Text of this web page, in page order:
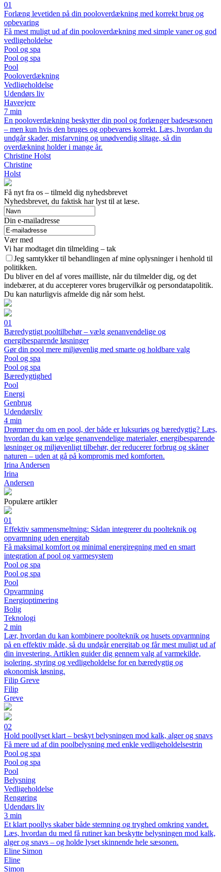
01
Forlæng levetiden på din pooloverdækning med korrekt brug og
opbevaring
Få mest muligt ud af din pooloverdækning med simple vaner og god
vedligeholdelse
Pool og spa
Pool og spa
Pool
Pooloverdækning
Vedligeholdelse
Udendørs liv
Haveejere
7 min
En pooloverdækning beskytter din pool og forlænger badesæsonen
– men kun hvis den bruges og opbevares korrekt. Læs, hvordan du
undgår skader, misfarvning og unødvendig slitage, så din
overdækning holder i mange år.
Christine Holst
Christine
Holst
Få nyt fra os – tilmeld dig nyhedsbrevet
Nyhedsbrevet, du faktisk har lyst til at læse.
Din e-mailadresse
Vær med
Vi har modtaget din tilmelding – tak
Jeg samtykker til behandlingen af mine oplysninger i henhold til
politikken.
Du bliver en del af vores mailliste, når du tilmelder dig, og det
indebærer, at du accepterer vores brugervilkår og persondatapolitik.
Du kan naturligvis afmelde dig når som helst.
01
Bæredygtigt pooltilbehør – vælg genanvendelige og
energibesparende løsninger
Gør din pool mere miljøvenlig med smarte og holdbare valg
Pool og spa
Pool og spa
Bæredygtighed
Pool
Energi
Genbrug
Udendørsliv
4 min
Drømmer du om en pool, der både er luksuriøs og bæredygtig? Læs,
hvordan du kan vælge genanvendelige materialer, energibesparende
løsninger og miljøvenligt tilbehør, der reducerer forbrug og skåner
naturen – uden at gå på kompromis med komforten.
Irina Andersen
Irina
Andersen
Populære artikler
01
Effektiv sammensmeltning: Sådan integrerer du poolteknik og
opvarmning uden energitab
Få maksimal komfort og minimal energiregning med en smart
integration af pool og varmesystem
Pool og spa
Pool og spa
Pool
Opvarmning
Energioptimering
Bolig
Teknologi
2 min
Lær, hvordan du kan kombinere poolteknik og husets opvarmning
på en effektiv måde, så du undgår energitab og får mest muligt ud af
din investering. Artiklen guider dig gennem valg af varmekilde,
isolering, styring og vedligeholdelse for en bæredygtig og
økonomisk løsning.
Filip Greve
Filip
Greve
02
Hold poollyset klart – beskyt belysningen mod kalk, alger og snavs
Få mere ud af din poolbelysning med enkle vedligeholdelsestrin
Pool og spa
Pool og spa
Pool
Belysning
Vedligeholdelse
Rengøring
Udendørs liv
3 min
Et klart poollys skaber både stemning og tryghed omkring vandet.
Læs, hvordan du med få rutiner kan beskytte belysningen mod kalk,
alger og snavs – og holde lyset skinnende hele sæsonen.
Eline Simon
Eline
Simon